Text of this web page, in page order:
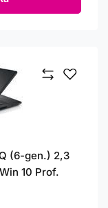
(6-gen.) 2,3
10 Prof.